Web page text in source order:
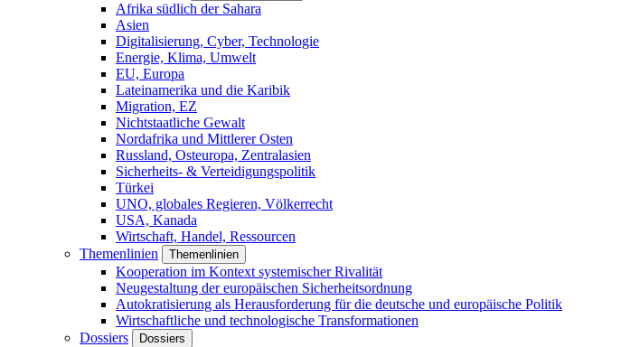
Afrika südlich der Sahara
Asien
Digitalisierung, Cyber, Technologie
Energie, Klima, Umwelt
EU, Europa
Lateinamerika und die Karibik
Migration, EZ
Nichtstaatliche Gewalt
Nordafrika und Mittlerer Osten
Russland, Osteuropa, Zentralasien
Sicherheits- & Verteidigungspolitik
Türkei
UNO, globales Regieren, Völkerrecht
USA, Kanada
Wirtschaft, Handel, Ressourcen
Themenlinien
Themenlinien
Kooperation im Kontext systemischer Rivalität
Neugestaltung der europäischen Sicherheitsordnung
Autokratisierung als Herausforderung für die deutsche und europäische Politik
Wirtschaftliche und technologische Transformationen
Dossiers
Dossiers